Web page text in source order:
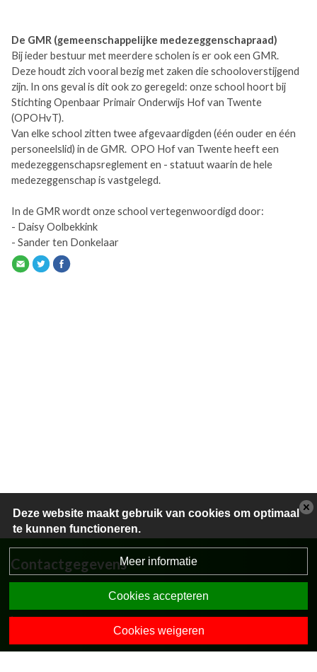
De GMR (gemeenschappelijke medezeggenschapraad)
Bij ieder bestuur met meerdere scholen is er ook een GMR.
Deze houdt zich vooral bezig met zaken die schooloverstijgend
zijn. In ons geval is dit ook zo geregeld: onze school hoort bij
Stichting Openbaar Primair Onderwijs Hof van Twente
(OPOHvT).
Van elke school zitten twee afgevaardigden (één ouder en één
personeelslid) in de GMR. OPO Hof van Twente heeft een
medezeggenschapsreglement en - statuut waarin de hele
medezeggenschap is vastgelegd.
In de GMR wordt onze school vertegenwoordigd door:
- Daisy Oolbekkink
- Sander ten Donkelaar
Contactgegevens
0547-273004
directie.obsdeboomhut@opohvt.nl
Deze website maakt gebruik van cookies om optimaal
te kunnen functioneren.
Meer informatie
Cookies accepteren
Cookies weigeren